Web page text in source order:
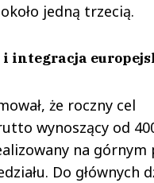
jedną trzecią.
i integracja
że roczny cel
wynoszący od
na górnym
Do głównych